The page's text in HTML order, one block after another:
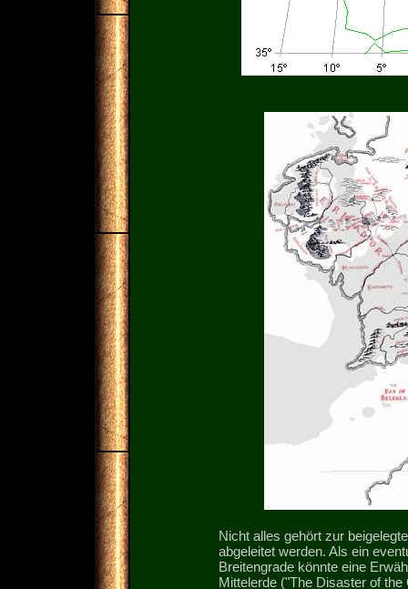
Nicht alles gehört zur
abgeleitet werden. Als ein
Breitengrade könnte eine
Mittelerde ("The Disaster of